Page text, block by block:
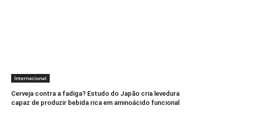
Internacional
Cerveja contra a fadiga? Estudo do Japão cria levedura
capaz de produzir bebida rica em aminoácido funcional